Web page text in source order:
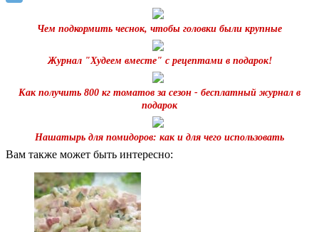
Чем подкормить чеснок, чтобы головки были крупные
Журнал "Худеем вместе" с рецептами в подарок!
Как получить 800 кг томатов за сезон - бесплатный журнал в
подарок
Нашатырь для помидоров: как и для чего использовать
Вам также может быть интересно: